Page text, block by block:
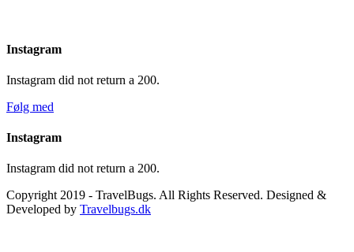
Instagram
Instagram did not return a 200.
Følg med
Instagram
Instagram did not return a 200.
Copyright 2019 - TravelBugs. All Rights Reserved. Designed &
Developed by Travelbugs.dk